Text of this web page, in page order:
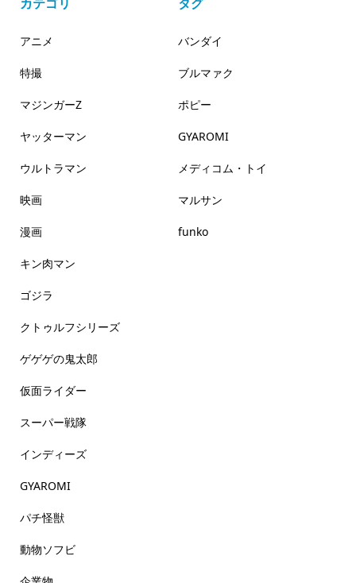
アニメ
特撮
マジンガーZ
ヤッターマン
ウルトラマン
映画
漫画
キン肉マン
ゴジラ
クトゥルフシリーズ
ゲゲゲの鬼太郎
仮面ライダー
スーパー戦隊
インディーズ
GYAROMI
パチ怪獣
動物ソフビ
バンダイ
ブルマァク
ポピー
GYAROMI
メディコム・トイ
マルサン
funko